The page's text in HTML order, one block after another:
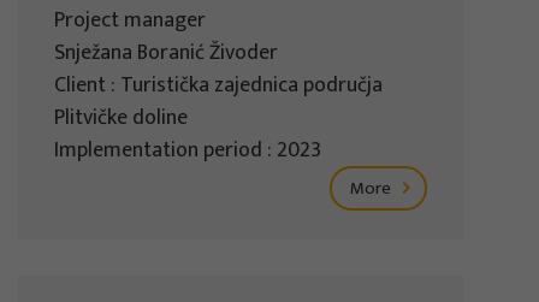
Project manager
Snježana Boranić Živoder
Client : Turistička zajednica područja
Plitvičke doline
Implementation period : 2023
More